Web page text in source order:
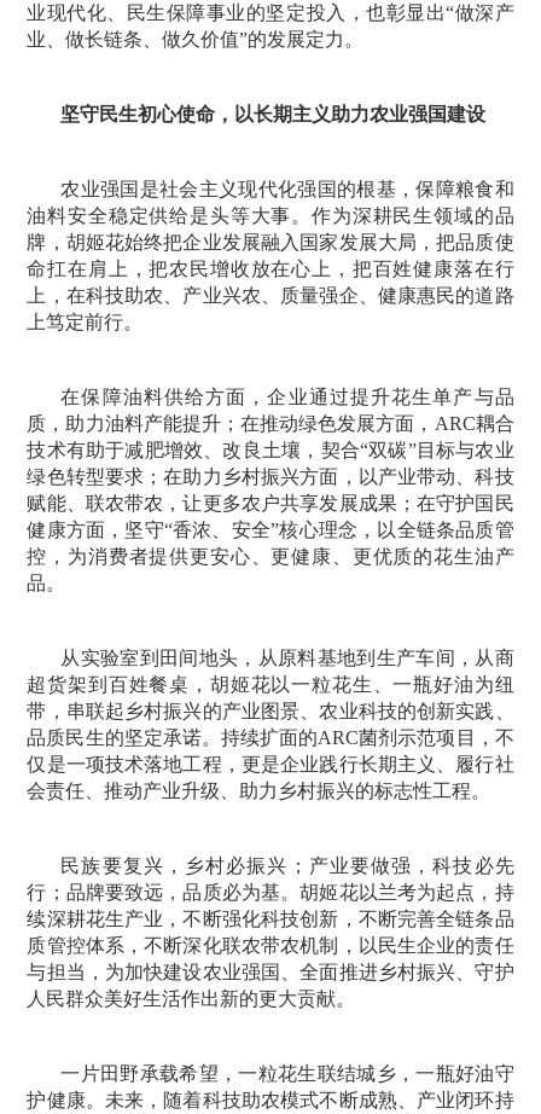
业现代化、民生保障事业的坚定投入，也彰显出“做深产
业、做长链条、做久价值”的发展定力。
坚守民生初心使命，以长期主义助力农业强国建设
农业强国是社会主义现代化强国的根基，保障粮食和
油料安全稳定供给是头等大事。作为深耕民生领域的品
牌，胡姬花始终把企业发展融入国家发展大局，把品质使
命扛在肩上，把农民增收放在心上，把百姓健康落在行
上，在科技助农、产业兴农、质量强企、健康惠民的道路
上笃定前行。
在保障油料供给方面，企业通过提升花生单产与品
质，助力油料产能提升；在推动绿色发展方面，ARC耦合
技术有助于减肥增效、改良土壤，契合“双碳”目标与农业
绿色转型要求；在助力乡村振兴方面，以产业带动、科技
赋能、联农带农，让更多农户共享发展成果；在守护国民
健康方面，坚守“香浓、安全”核心理念，以全链条品质管
控，为消费者提供更安心、更健康、更优质的花生油产
品。
从实验室到田间地头，从原料基地到生产车间，从商
超货架到百姓餐桌，胡姬花以一粒花生、一瓶好油为纽
带，串联起乡村振兴的产业图景、农业科技的创新实践、
品质民生的坚定承诺。持续扩面的ARC菌剂示范项目，不
仅是一项技术落地工程，更是企业践行长期主义、履行社
会责任、推动产业升级、助力乡村振兴的标志性工程。
民族要复兴，乡村必振兴；产业要做强，科技必先
行；品牌要致远，品质必为基。胡姬花以兰考为起点，持
续深耕花生产业，不断强化科技创新，不断完善全链条品
质管控体系，不断深化联农带农机制，以民生企业的责任
与担当，为加快建设农业强国、全面推进乡村振兴、守护
人民群众美好生活作出新的更大贡献。
一片田野承载希望，一粒花生联结城乡，一瓶好油守
护健康。未来，随着科技助农模式不断成熟、产业闭环持